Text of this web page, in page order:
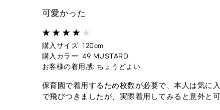
可愛かった
購入サイズ: 120cm
購入カラー: 49 MUSTARD
お客様の着用感: ちょうどよい
保育園で着用するため枚数が必要で、本人は気に
で飛びつきましたが、実際着用してみると意外と